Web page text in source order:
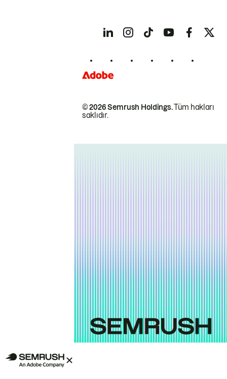
© 2026 Semrush Holdings.Tüm hakları
saklıdır.